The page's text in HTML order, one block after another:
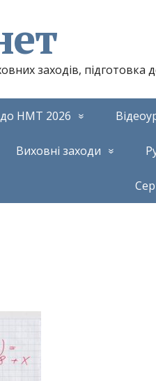
заходів,
до НМТ 2026
Виховні заходи